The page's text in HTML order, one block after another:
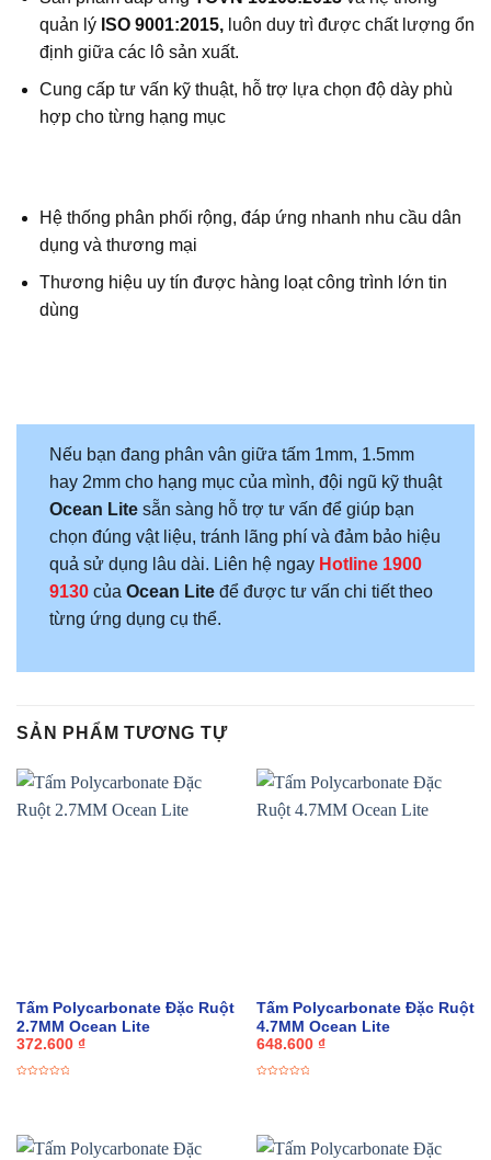
quản lý ISO 9001:2015, luôn duy trì được chất lượng ổn
định giữa các lô sản xuất.
Cung cấp tư vấn kỹ thuật, hỗ trợ lựa chọn độ dày phù
hợp cho từng hạng mục
Hệ thống phân phối rộng, đáp ứng nhanh nhu cầu dân
dụng và thương mại
Thương hiệu uy tín được hàng loạt công trình lớn tin
dùng
Nếu bạn đang phân vân giữa tấm 1mm, 1.5mm
hay 2mm cho hạng mục của mình, đội ngũ kỹ thuật
Ocean Lite sẵn sàng hỗ trợ tư vấn để giúp bạn
chọn đúng vật liệu, tránh lãng phí và đảm bảo hiệu
quả sử dụng lâu dài. Liên hệ ngay Hotline 1900
9130 của Ocean Lite để được tư vấn chi tiết theo
từng ứng dụng cụ thể.
SẢN PHẨM TƯƠNG TỰ
Tấm Polycarbonate Đặc Ruột
2.7MM Ocean Lite
sao
372.600 ₫
Tấm Polycarbonate Đặc Ruột
4.7MM Ocean Lite
sao
648.600 ₫